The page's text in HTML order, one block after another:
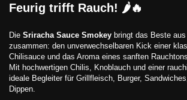
Feurig trifft Rauch! 🌶️🔥
Die Sriracha Sauce Smokey bringt das Beste
zusammen: den unverwechselbaren Kick einer
Chilisauce und das Aroma eines sanften Rauchtons.
Mit hochwertigen Chilis, Knoblauch und einer
ideale Begleiter für Grillfleisch, Burger,
Dippen.